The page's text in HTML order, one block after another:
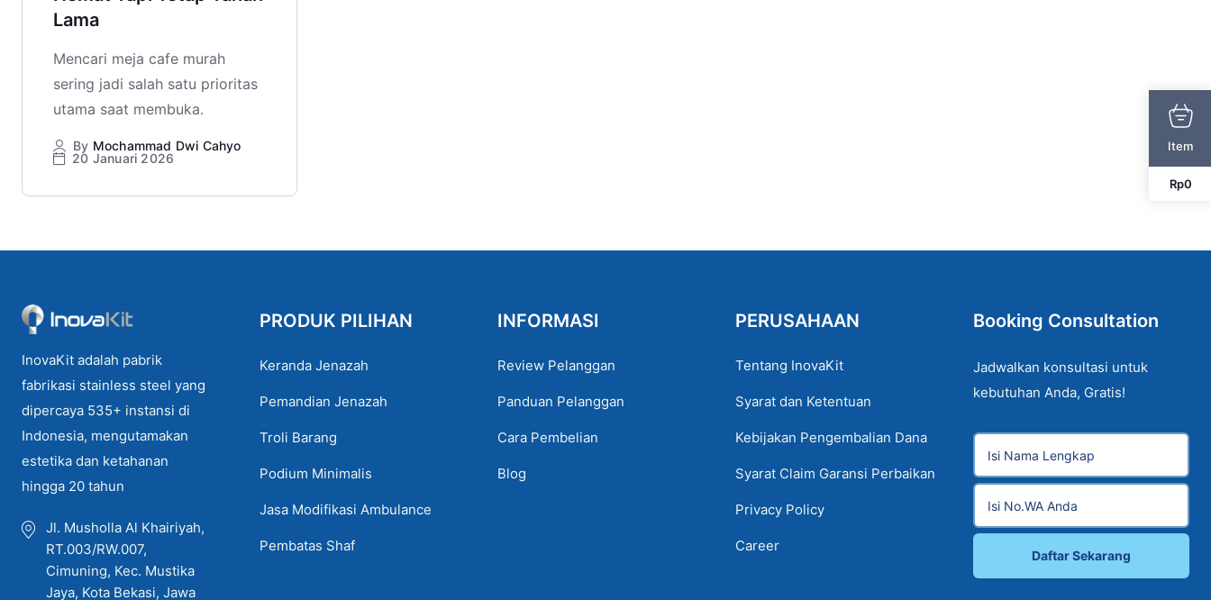
Lama
Mencari meja cafe murah
sering jadi salah satu prioritas
utama saat membuka.
By Mochammad Dwi Cahyo
20 Januari 2026
InovaKit adalah pabrik
fabrikasi stainless steel yang
dipercaya 535+ instansi di
Indonesia, mengutamakan
estetika dan ketahanan
hingga 20 tahun
Jl. Musholla Al Khairiyah,
RT.003/RW.007,
Cimuning, Kec. Mustika
Jaya, Kota Bekasi, Jawa
PRODUK PILIHAN
Keranda Jenazah
Pemandian Jenazah
Troli Barang
Podium Minimalis
Jasa Modifikasi Ambulance
Pembatas Shaf
INFORMASI
Review Pelanggan
Panduan Pelanggan
Cara Pembelian
Blog
PERUSAHAAN
Tentang InovaKit
Syarat dan Ketentuan
Kebijakan Pengembalian Dana
Syarat Claim Garansi Perbaikan
Privacy Policy
Career
Booking Consultation
Jadwalkan konsultasi untuk
kebutuhan Anda, Gratis!
Daftar Sekarang
Item
Rp0